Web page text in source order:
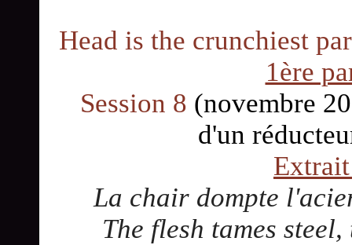
Head is the crunchiest
1ère
Session 8 (novembre
d'un
La chair dompte
The flesh tames